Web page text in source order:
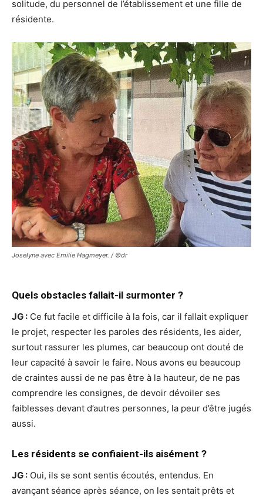
solitude, du personnel de l’établissement et une fille de
résidente.
Joselyne avec Emilie Hagmeyer. / ©dr
Quels obstacles fallait-il surmonter ?
JG : Ce fut facile et difficile à la fois, car il fallait expliquer
le projet, respecter les paroles des résidents, les aider,
surtout rassurer les plumes, car beaucoup ont douté de
leur capacité à savoir le faire. Nous avons eu beaucoup
de craintes aussi de ne pas être à la hauteur, de ne pas
comprendre les consignes, de devoir dévoiler ses
faiblesses devant d’autres personnes, la peur d’être jugés
aussi.
Les résidents se confiaient-ils aisément ?
JG : Oui, ils se sont sentis écoutés, entendus. En
avançant séance après séance, on les sentait prêts et